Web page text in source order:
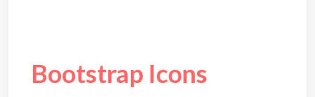
Bootstrap Icons